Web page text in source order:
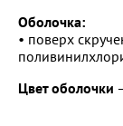
Оболочка:
• поверх
Цвет оболочки